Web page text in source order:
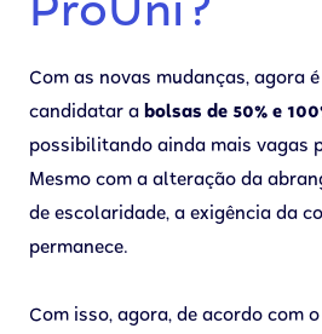
ProUni?
Com as novas mudanças, agora
candidatar a bolsas de 50% e
possibilitando ainda mais vagas
Mesmo com a alteração da
de escolaridade, a exigência da
permanece.
Com isso, agora, de acordo com